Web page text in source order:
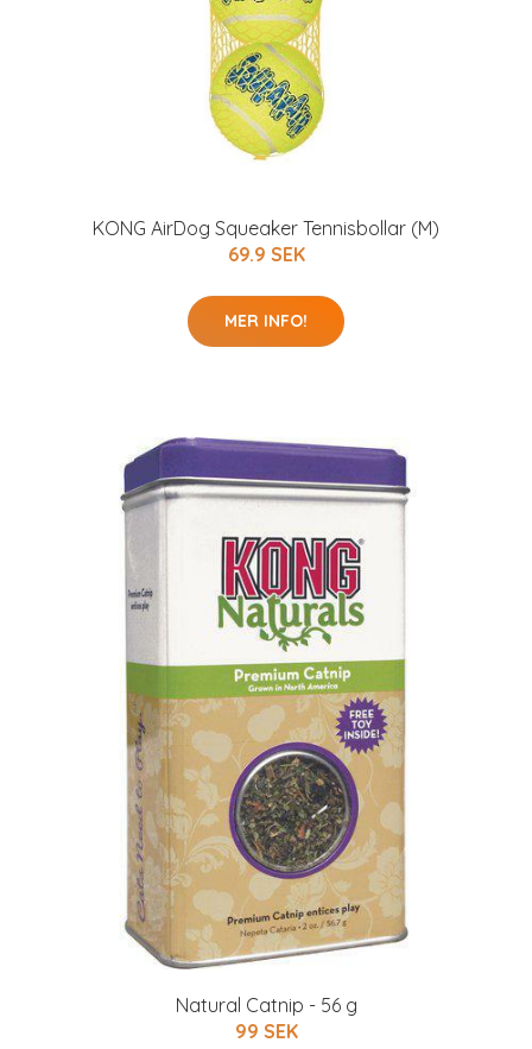
KONG AirDog Squeaker Tennisbollar (M)
69.9 SEK
MER INFO!
Natural Catnip - 56 g
99 SEK